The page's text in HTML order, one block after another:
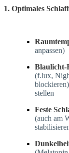
1. Optimales
anpassen)
Blaulicht-
(f.lux,
stellen
Feste
(auch am